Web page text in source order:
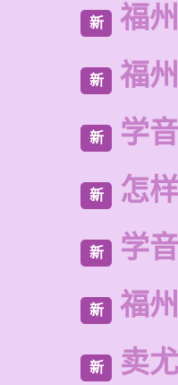
新 福
新 福
新 学
新 怎
新 学
新 福
新 卖